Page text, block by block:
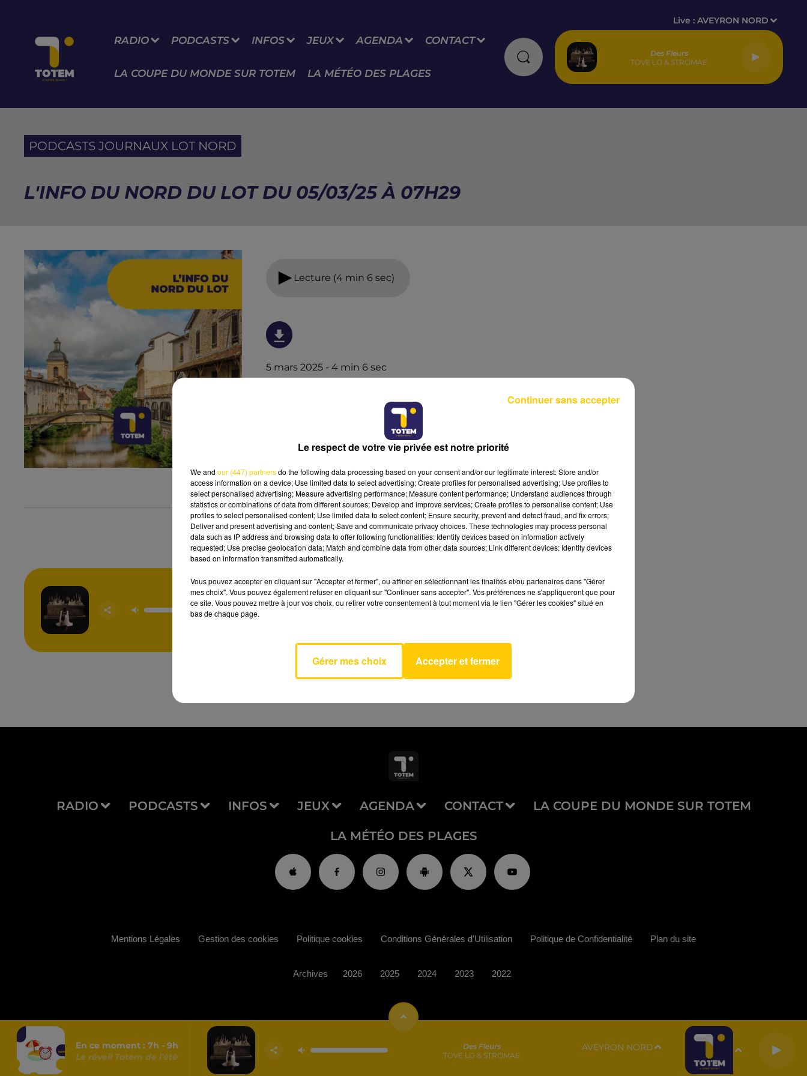
RADIO PODCASTS INFOS JEUX AGENDA CONTACT
LA COUPE DU MONDE SUR TOTEM LA MÉTÉO DES PLAGES
Live :AVEYRON NORD
Des Fleurs
TOVE LO & STROMAE
PODCASTS JOURNAUX LOT NORD
L'INFO DU NORD DU LOT DU 05/03/25 À 07H29
Lecture (4 min 6 sec)
5 mars 2025 - 4 min 6 sec
Ecoutez sur Totem l'information à Tulle, Brive, dans le
Nord du Lot et le pays sarladais avec les reportages de
nos journalistes sur le terrain.
Des Fleurs
TOVE LO &
STROMAE
AVEYRON NORD
RADIO PODCASTS INFOS JEUX AGENDA CONTACT LA COUPE DU MONDE SUR TOTEM
LA MÉTÉO DES PLAGES
En ce moment : 7h - 9h
Le réveil Totem de l'été
Des Fleurs
TOVE LO & STROMAE
AVEYRON NORD
Mentions Légales Gestion des cookies Politique cookies Conditions Générales d'Utilisation Politique de Confidentialité Plan du site
Archives 2026 2025 2024 2023 2022
Le respect de votre vie privée est notre priorité
We and our (447) partnersdo the following data processing based on your consent and/or our legitimate interest: Store and/or
access information on a device; Use limited data to select advertising; Create profiles for personalised advertising; Use profiles to
select personalised advertising; Measure advertising performance; Measure content performance; Understand audiences through
statistics or combinations of data from different sources; Develop and improve services; Create profiles to personalise content; Use
profiles to select personalised content; Use limited data to select content; Ensure security, prevent and detect fraud, and fix errors;
Deliver and present advertising and content; Save and communicate privacy choices. These technologies may process personal
data such as IP address and browsing data to offer following functionalities: Identify devices based on information actively
requested; Use precise geolocation data; Match and combine data from other data sources; Link different devices; Identify devices
based on information transmitted automatically.
Vous pouvez accepter en cliquant sur "Accepter et fermer", ou affiner en sélectionnant les finalités et/ou partenaires dans "Gérer
mes choix". Vous pouvez également refuser en cliquant sur "Continuer sans accepter". Vos préférences ne s'appliqueront que pour
ce site. Vous pouvez mettre à jour vos choix, ou retirer votre consentement à tout moment via le lien "Gérer les cookies" situé en
bas de chaque page.
Gérer mes choix Accepter et fermer
Continuer sans accepter